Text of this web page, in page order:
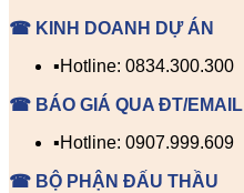
☎ KINH DOANH DỰ ÁN
▪️Hotline: 0834.300.300
☎ BÁO GIÁ QUA ĐT/EMAIL
▪️Hotline: 0907.999.609
☎ BỘ PHẬN ĐẤU THẦU